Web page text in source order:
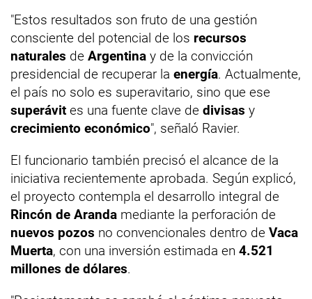
"Estos resultados son fruto de una gestión
consciente del potencial de los recursos
naturales de Argentina y de la convicción
presidencial de recuperar la energía. Actualmente,
el país no solo es superavitario, sino que ese
superávit es una fuente clave de divisas y
crecimiento económico", señaló Ravier.
El funcionario también precisó el alcance de la
iniciativa recientemente aprobada. Según explicó,
el proyecto contempla el desarrollo integral de
Rincón de Aranda mediante la perforación de
nuevos pozos no convencionales dentro de Vaca
Muerta, con una inversión estimada en 4.521
millones de dólares.